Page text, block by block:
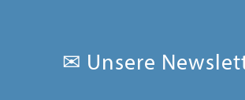
✉ Unsere